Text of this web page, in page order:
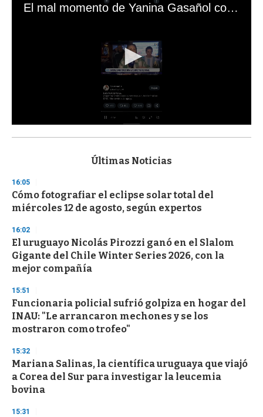
El mal momento de Yanina Gasañol con un hincha argentino en "Subrayado"
s
d
s
o
f
3
s
e
c
o
d
s
Últimas Noticias
16:05
Cómo fotografiar el eclipse solar total del
miércoles 12 de agosto, según expertos
16:02
El uruguayo Nicolás Pirozzi ganó en el Slalom
Gigante del Chile Winter Series 2026, con la
mejor compañía
15:51
Funcionaria policial sufrió golpiza en hogar del
INAU: "Le arrancaron mechones y se los
mostraron como trofeo"
15:32
Mariana Salinas, la científica uruguaya que viajó
a Corea del Sur para investigar la leucemia
bovina
15:31